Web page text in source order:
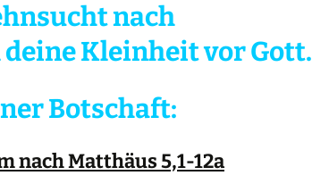
nach
Kleinheit vor Gott.
Botschaft:
nach Matthäus 5,1-12a